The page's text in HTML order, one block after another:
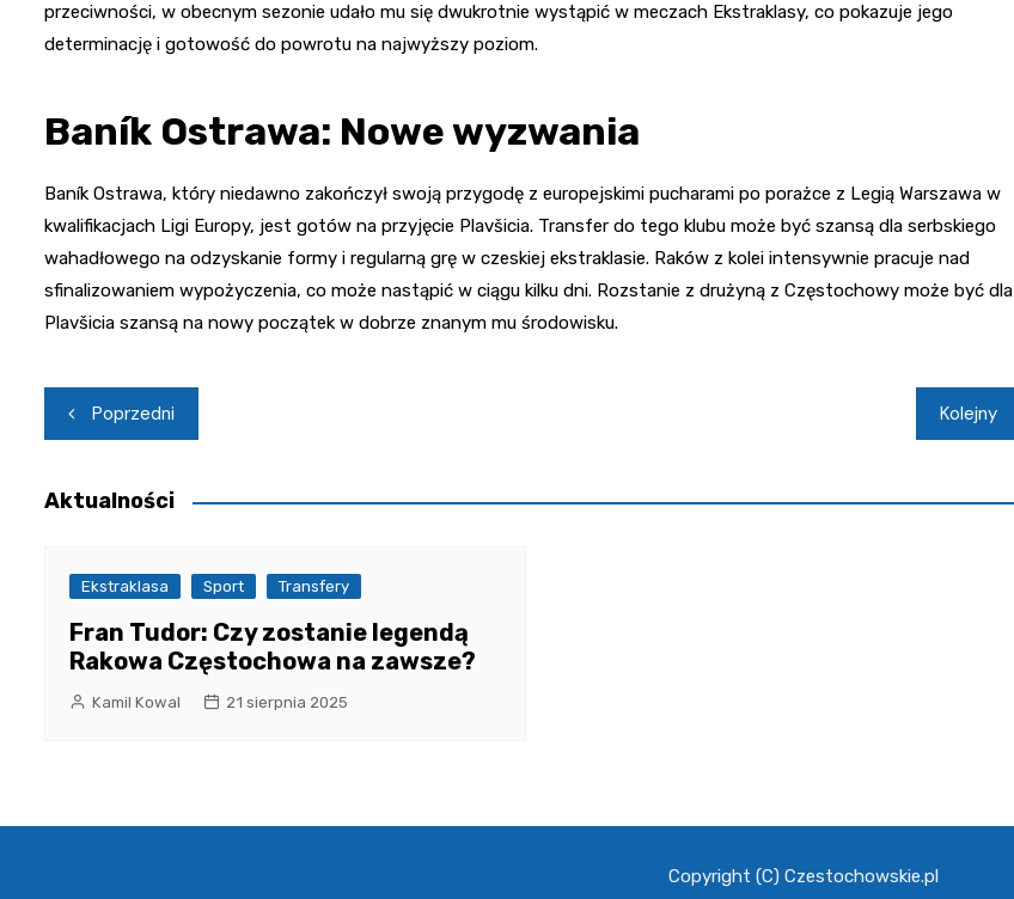
przeciwności, w obecnym sezonie udało mu się dwukrotnie wystąpić w meczach Ekstraklasy, co pokazuje jego
determinację i gotowość do powrotu na najwyższy poziom.
Baník Ostrawa: Nowe wyzwania
Baník Ostrawa, który niedawno zakończył swoją przygodę z europejskimi pucharami po porażce z Legią Warszawa w
kwalifikacjach Ligi Europy, jest gotów na przyjęcie Plavšicia. Transfer do tego klubu może być szansą dla serbskiego
wahadłowego na odzyskanie formy i regularną grę w czeskiej ekstraklasie. Raków z kolei intensywnie pracuje nad
sfinalizowaniem wypożyczenia, co może nastąpić w ciągu kilku dni. Rozstanie z drużyną z Częstochowy może być dla
Plavšicia szansą na nowy początek w dobrze znanym mu środowisku.
Nawigacja
wpisu
Poprzedni Kolejny
Aktualności
Ekstraklasa Sport Transfery
Fran Tudor: Czy zostanie legendą
Rakowa Częstochowa na zawsze?
Kamil Kowal 21 sierpnia 2025
Copyright (C) Czestochowskie.pl